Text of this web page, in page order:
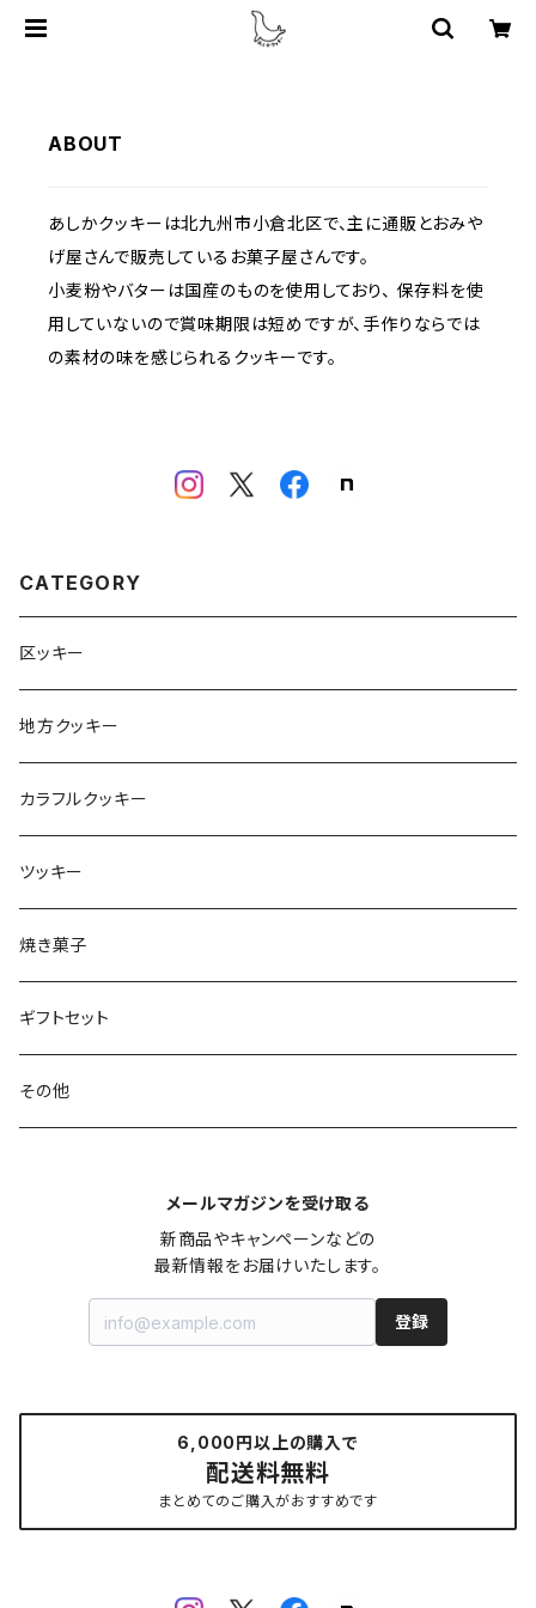
ABOUT
あしかクッキーは北九州市小倉北区で、主に通販とおみや
げ屋さんで販売しているお菓子屋さんです。
小麦粉やバターは国産のものを使用しており、 保存料を使
用していないので賞味期限は短めですが、手作りならでは
の素材の味を感じられるクッキーです。
CATEGORY
区ッキー
地方クッキー
カラフルクッキー
ツッキー
焼き菓子
ギフトセット
その他
メールマガジンを受け取る
新商品やキャンペーンなどの
最新情報をお届けいたします。
登録
6,000円以上の購入で
配送料無料
まとめてのご購入がおすすめです